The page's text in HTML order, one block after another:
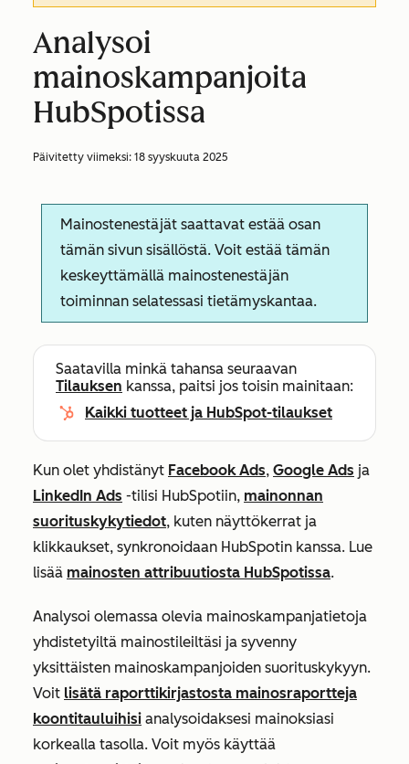
Analysoi
mainoskampanjoita
HubSpotissa
Päivitetty viimeksi: 18 syyskuuta 2025
Mainostenestäjät saattavat estää osan
tämän sivun sisällöstä. Voit estää tämän
keskeyttämällä mainostenestäjän
toiminnan selatessasi tietämyskantaa.
Saatavilla minkä tahansa seuraavan
Tilauksen kanssa, paitsi jos toisin mainitaan:
Kaikki tuotteet ja HubSpot-tilaukset
Kun olet yhdistänyt Facebook Ads, Google Ads ja
LinkedIn Ads -tilisi HubSpotiin, mainonnan
suorituskykytiedot, kuten näyttökerrat ja
klikkaukset, synkronoidaan HubSpotin kanssa. Lue
lisää mainosten attribuutiosta HubSpotissa.
Analysoi olemassa olevia mainoskampanjatietoja
yhdistetyiltä mainostileiltäsi ja syvenny
yksittäisten mainoskampanjoiden suorituskykyyn.
Voit lisätä raporttikirjastosta mainosraportteja
koontitauluihisi analysoidaksesi mainoksiasi
korkealla tasolla. Voit myös käyttää